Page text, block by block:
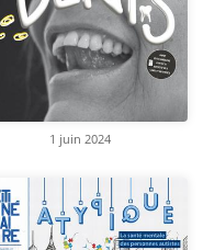
1 juin 2024